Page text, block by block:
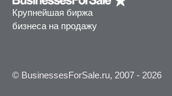
Крупнейшая биржа
бизнеса на продажу
© BusinessesForSale.ru, 2007 - 2026